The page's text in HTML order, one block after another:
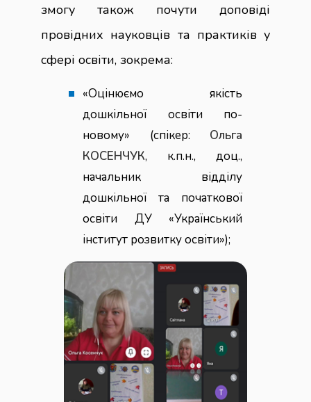
змогу також почути доповіді
провідних науковців та практиків у
сфері освіти, зокрема:
«Оцінюємо якість
дошкільної освіти по-
новому» (спікер: Ольга
КОСЕНЧУК, к.п.н., доц.,
начальник відділу
дошкільної та початкової
освіти ДУ «Український
інститут розвитку освіти»);